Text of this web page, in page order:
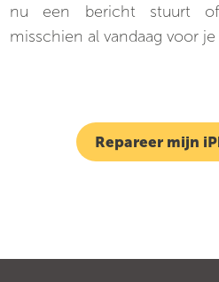
nu een bericht stuurt
misschien al vandaag voor
Repareer mijn